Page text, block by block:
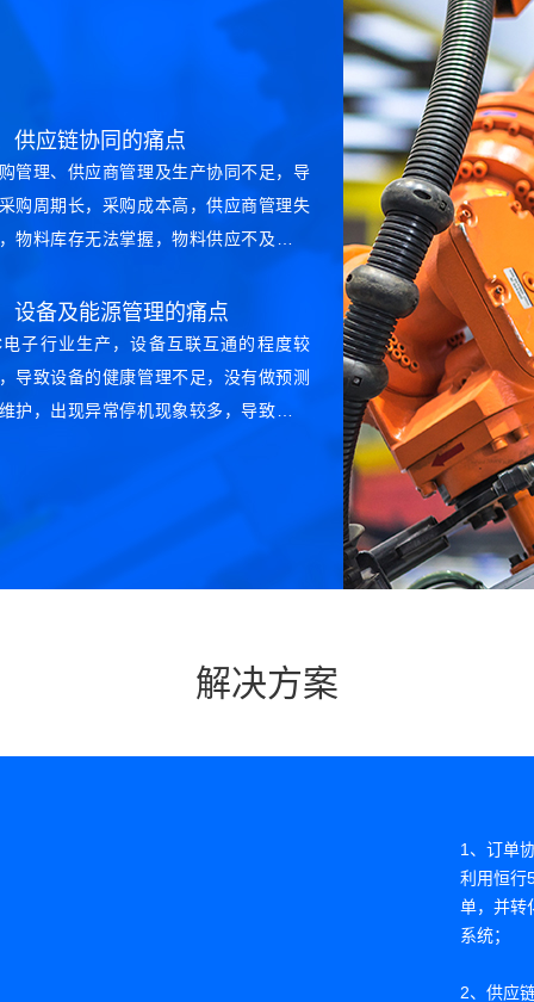
供应链协同的痛点
管理、供应商管理及生产协同不足，导
购周期长，采购成本高，供应商管理失
物料库存无法掌握，物料供应不及时，
营成本及效率；
设备及能源管理的痛点
电子行业生产，设备互联互通的程度较
导致设备的健康管理不足，没有做预测
护，出现异常停机现象较多，导致设备
解决方案
1、订单
利用恒行
单，并转
系统；
2、供应